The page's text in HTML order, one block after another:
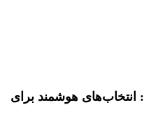
بهترین گوشی‌های میان‌رده 2025: انتخاب‌های هوشمند برای